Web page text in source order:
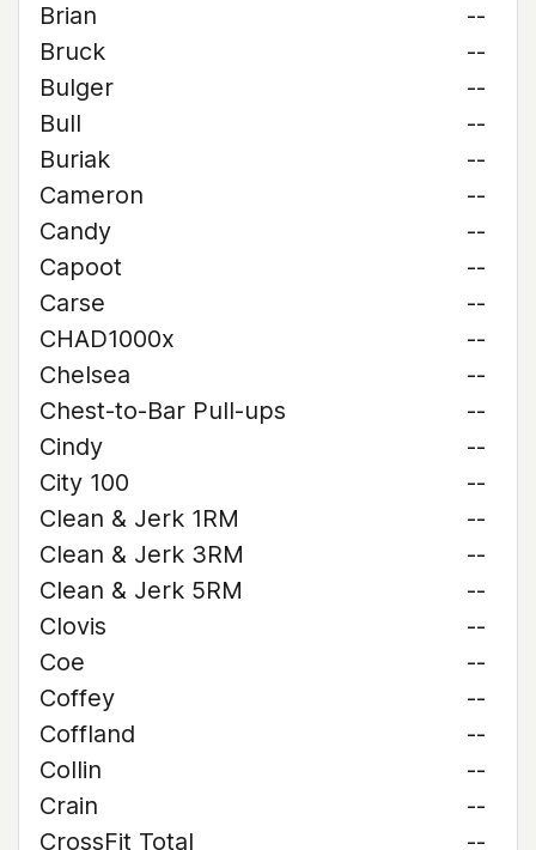
Brian
--
Bruck
--
Bulger
--
Bull
--
Buriak
--
Cameron
--
Candy
--
Capoot
--
Carse
--
CHAD1000x
--
Chelsea
--
Chest-to-Bar Pull-ups
--
Cindy
--
City 100
--
Clean & Jerk 1RM
--
Clean & Jerk 3RM
--
Clean & Jerk 5RM
--
Clovis
--
Coe
--
Coffey
--
Coffland
--
Collin
--
Crain
--
CrossFit Total
--